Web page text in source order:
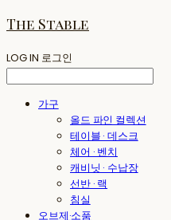
The Stable
LOG IN 로그인
가구
올드 파인 컬렉션
테이블 · 데스크
체어 · 벤치
캐비닛 · 수납장
선반 · 랙
침실
오브제·소품